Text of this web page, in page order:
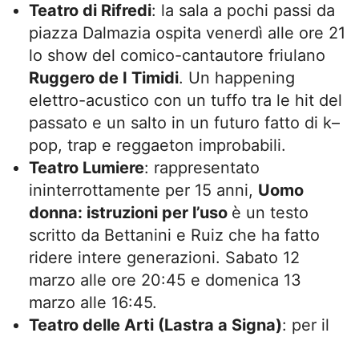
Teatro di Rifredi: la sala a pochi passi da
piazza Dalmazia ospita venerdì alle ore 21
lo show del comico-cantautore friulano
Ruggero de I Timidi. Un happening
elettro-acustico con un tuffo tra le hit del
passato e un salto in un futuro fatto di k–
pop, trap e reggaeton improbabili.
Teatro Lumiere: rappresentato
ininterrottamente per 15 anni, Uomo
donna: istruzioni per l’uso è un testo
scritto da Bettanini e Ruiz che ha fatto
ridere intere generazioni. Sabato 12
marzo alle ore 20:45 e domenica 13
marzo alle 16:45.
Teatro delle Arti (Lastra a Signa): per il